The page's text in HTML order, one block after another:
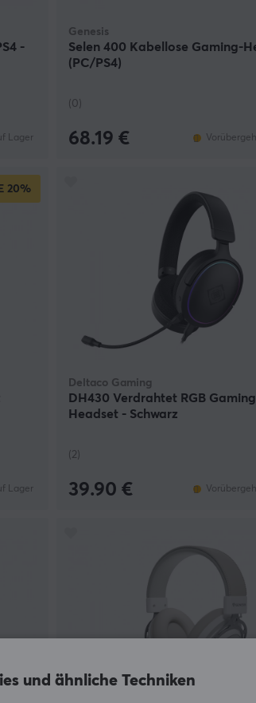
-
Lager
Genesis
Selen 400 Kabellose Gaming-
(PC/PS4)
(0)
68.19 €
20%
Lager
Deltaco Gaming
DH430 Verdrahtet RGB Gaming
Headset - Schwarz
(2)
39.90 €
und ähnliche Techniken